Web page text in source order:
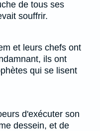
de tous ses
souffrir.
et leurs chefs ont
ils ont
qui se lisent
d'exécuter son
dessein, et de